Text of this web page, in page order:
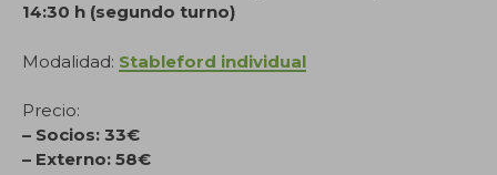
14:30 h (segundo turno)
Modalidad: Stableford individual
Precio:
– Socios: 33€
– Externo: 58€